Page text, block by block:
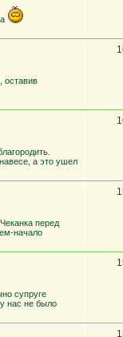
оставив
а это ушел
перед
начало
супруге
нас не было